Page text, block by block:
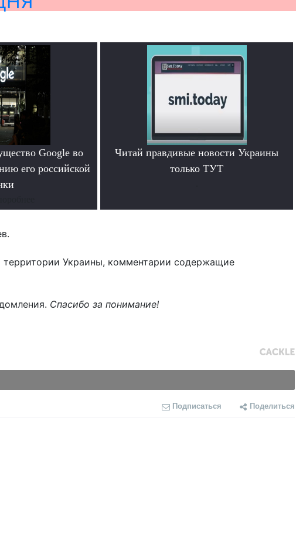
Google во
его российской
Читай правдивые новости Украины
только ТУТ
Украины, комментарии содержащие
Спасибо за понимание!
Подписаться Поделиться